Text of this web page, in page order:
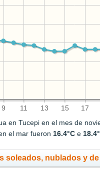
9 11 13 15 17
en Tucepi en el mes de
el mar fueron 16.4°C e
soleados, nublados y